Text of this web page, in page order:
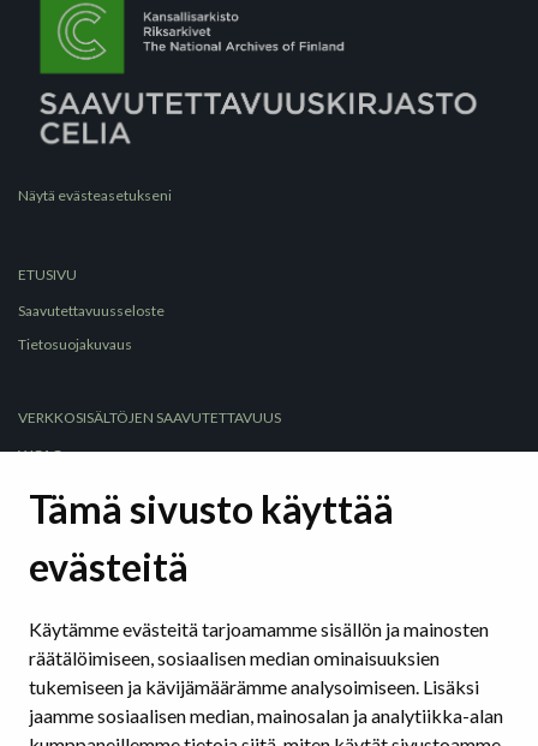
Tämä sivusto käyttää
evästeitä
Käytämme evästeitä tarjoamamme sisällön ja mainosten
räätälöimiseen, sosiaalisen median ominaisuuksien
tukemiseen ja kävijämäärämme analysoimiseen. Lisäksi
jaamme sosiaalisen median, mainosalan ja analytiikka-alan
Näytä evästeasetukseni
ETUSIVU
Saavutettavuusseloste
Tietosuojakuvaus
VERKKOSISÄLTÖJEN SAAVUTETTAVUUS
WCAG
Selkeät rakenteet
Hyödyllisiä sivustoja ja työkaluja
Saavutettavuus sosiaalisessa mediassa
SAAVUTETTAVAT ASIAKIRJAT
Tekstinkäsittelyohjelmat
Esitysohjelmat